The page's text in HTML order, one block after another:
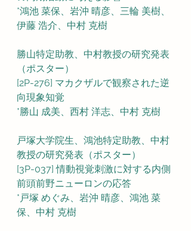
*鴻池 菜保、岩沖 晴彦、三輪 美樹、
伊藤 浩介、中村 克樹
勝山特定助教、中村教授の研究発表
（ポスター）
[2P-276] マカクザルで観察された逆
向現象知覚
*勝山 成美、西村 洋志、中村 克樹
戸塚大学院生、鴻池特定助教、中村
教授の研究発表（ポスター）
[3P-037] 情動視覚刺激に対する内側
前頭前野ニューロンの応答
*戸塚 めぐみ、岩沖 晴彦、鴻池 菜
保、中村 克樹